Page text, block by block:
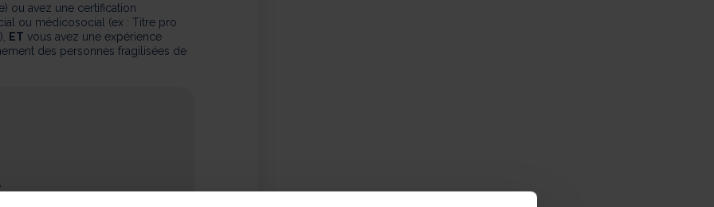
ou avez une certification
ou médicosocial (ex : Titre pro
ET vous avez une expérience
des personnes fragilisées de